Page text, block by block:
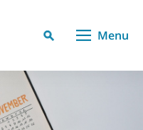
Menu